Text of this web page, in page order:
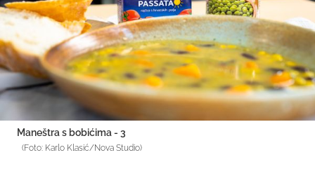
Maneštra s bobićima - 3
(Foto: Karlo Klasić/Nova Studio)